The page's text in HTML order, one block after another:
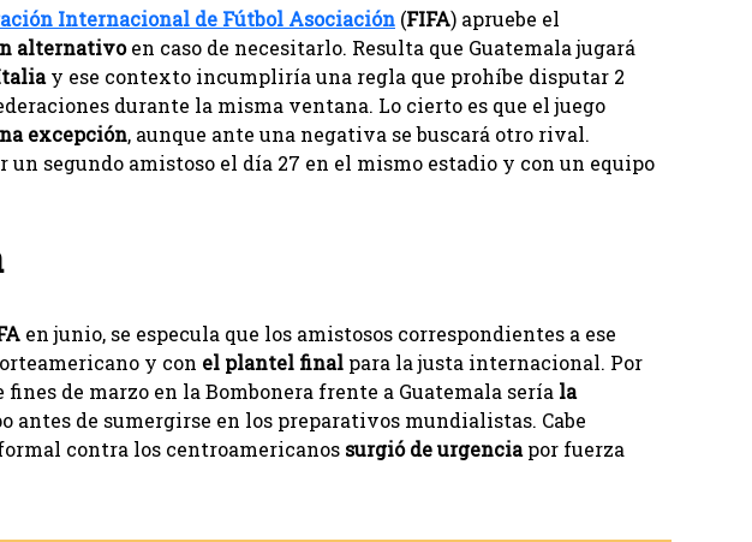
Internacional de Fútbol Asociación (FIFA) apruebe el
alternativoen caso de necesitarlo. Resulta que Guatemala jugará
y ese contexto incumpliría una regla que prohíbe disputar 2
durante la misma ventana. Lo cierto es que el juego
excepción, aunque ante una negativa se buscará otro rival.
un segundo amistoso el día 27 en el mismo estadio y con un equipo
en junio, se especula que los amistosos correspondientes a ese
y con el plantel final para la justa internacional. Por
de marzo en la Bombonera frente a Guatemala sería la
antes de sumergirse en los preparativos mundialistas. Cabe
contra los centroamericanos surgió de urgenciapor fuerza